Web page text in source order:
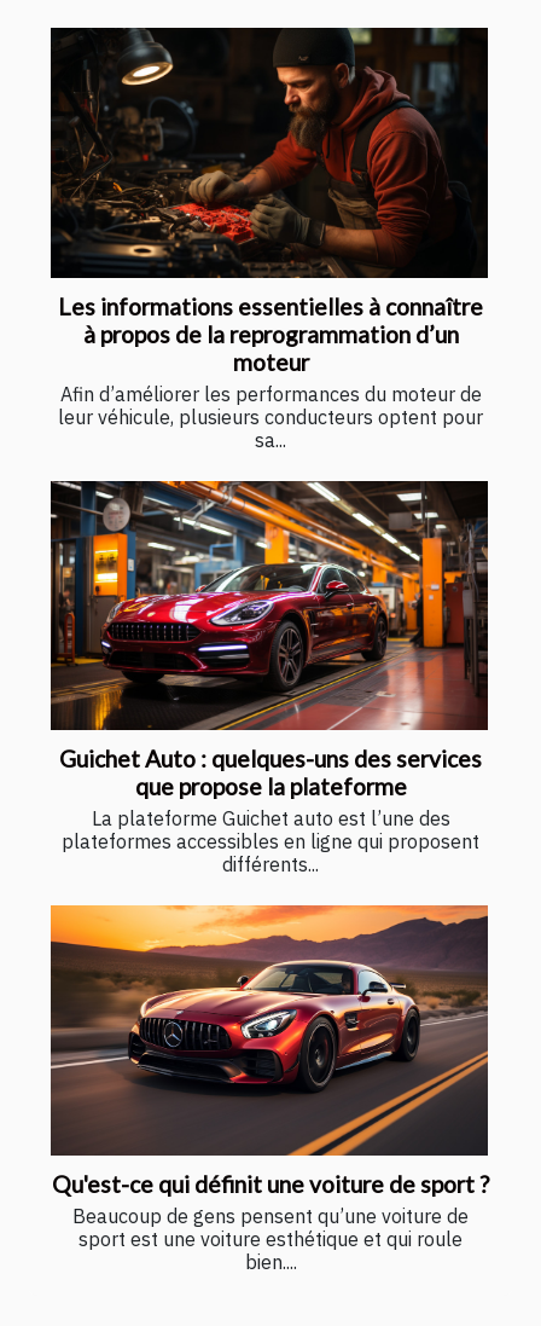
Les informations essentielles à connaître
à propos de la reprogrammation d’un
moteur
Afin d’améliorer les performances du moteur de
leur véhicule, plusieurs conducteurs optent pour
sa...
Guichet Auto : quelques-uns des services
que propose la plateforme
La plateforme Guichet auto est l’une des
plateformes accessibles en ligne qui proposent
différents...
Qu'est-ce qui définit une voiture de sport ?
Beaucoup de gens pensent qu’une voiture de
sport est une voiture esthétique et qui roule
bien....